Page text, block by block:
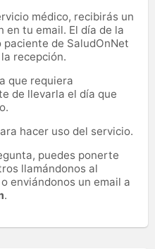
médico, recibirás un
en tu email. El día de la
de SaludOnNet
recepción.
que requiera
de llevarla el día que
hacer uso del servicio.
puedes ponerte
llamándonos al
o enviándonos un email a
.